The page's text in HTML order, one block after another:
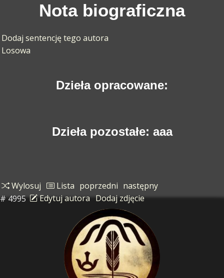
Nota biograficzna
Dodaj sentencję tego autora
Losowa
Dzieła opracowane:
Dzieła pozostałe: aaa
Wylosuj Lista poprzedni następny
# 4995
Edytuj autora Dodaj zdjęcie